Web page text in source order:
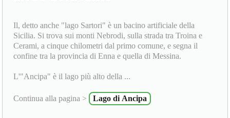
Il, detto anche "lago Sartori" è un bacino artificiale della
Sicilia. Si trova sui monti Nebrodi, sulla strada tra Troina e
Cerami, a cinque chilometri dal primo comune, e segna il
confine tra la provincia di Enna e quella di Messina.
L'"Ancipa" è il lago più alto della ...
Continua alla pagina > Lago di Ancipa